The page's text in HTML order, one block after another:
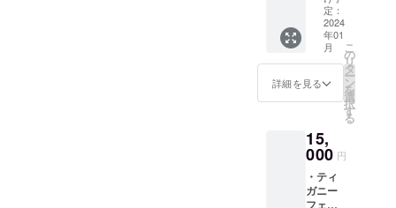
お呼び
するこ
とはで
きかね
ます。
動画の
送らせ
ていた
す。
（YouT
ジャン
ル（洋
服）
・数
量 1つ
・商
品サイ
身幅52
肩幅46
袖丈20
定：
2024
年01
月
詳細を見る
こ
の
リ
タ
ー
ン
を
選
択
す
る
15,
000 円
・ティ
ガニー
フェス